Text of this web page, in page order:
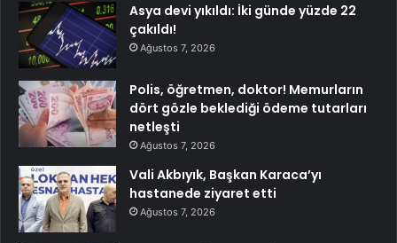
Asya devi yıkıldı: İki günde yüzde 22
çakıldı!
Ağustos 7, 2026
Polis, öğretmen, doktor! Memurların
dört gözle beklediği ödeme tutarları
netleşti
Ağustos 7, 2026
Vali Akbıyık, Başkan Karaca’yı
hastanede ziyaret etti
Ağustos 7, 2026